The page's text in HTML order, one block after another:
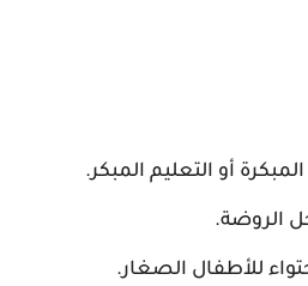
أو التعليم المبكر.
الروضة.
للأطفال الصغار.